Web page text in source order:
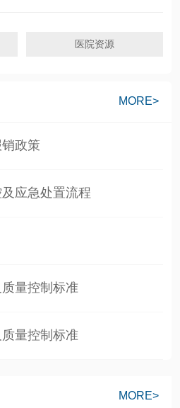
医院资源
MORE>
政策
应急处置流程
量控制标准
量控制标准
MORE>